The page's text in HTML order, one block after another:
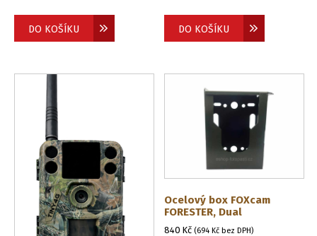
DO KOŠÍKU DO KOŠÍKU
Ocelový box FOXcam
FORESTER, Dual
840Kč (694Kč bez DPH)